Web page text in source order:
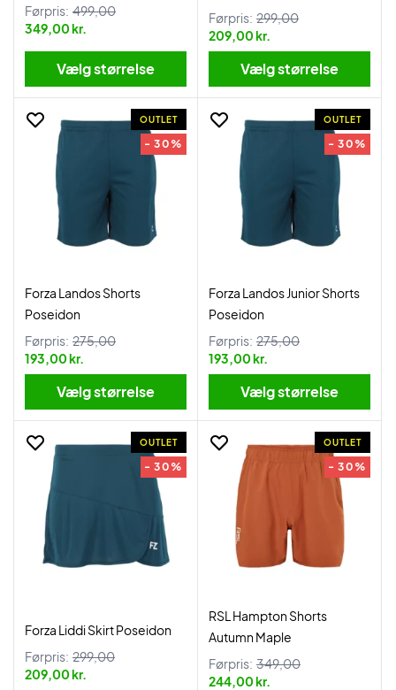
Førpris: 499,00
349,00 kr.
Vælg størrelse
Førpris: 299,00
209,00 kr.
Vælg størrelse
OUTLET
- 30%
Forza Landos Shorts
Poseidon
Førpris: 275,00
193,00 kr.
Vælg størrelse
OUTLET
- 30%
Forza Landos Junior Shorts
Poseidon
Førpris: 275,00
193,00 kr.
Vælg størrelse
OUTLET
- 30%
Forza Liddi Skirt Poseidon
Førpris: 299,00
209,00 kr.
OUTLET
- 30%
RSL Hampton Shorts
Autumn Maple
Førpris: 349,00
244,00 kr.